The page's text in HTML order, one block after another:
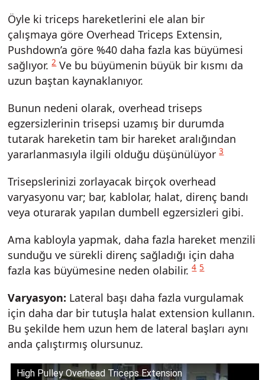
Öyle ki triceps hareketlerini ele alan bir
çalışmaya göre Overhead Triceps Extensin,
Pushdown’a göre %40 daha fazla kas büyümesi
sağlıyor.2Ve bu büyümenin büyük bir kısmı da
uzun baştan kaynaklanıyor.
Bunun nedeni olarak, overhead triseps
egzersizlerinin trisepsi uzamış bir durumda
tutarak hareketin tam bir hareket aralığından
yararlanmasıyla ilgili olduğu düşünülüyor3
Trisepslerinizi zorlayacak birçok overhead
varyasyonu var; bar, kablolar, halat, direnç bandı
veya oturarak yapılan dumbell egzersizleri gibi.
Ama kabloyla yapmak, daha fazla hareket menzili
sunduğu ve sürekli direnç sağladığı için daha
fazla kas büyümesine neden olabilir.4 5
Varyasyon: Lateral başı daha fazla vurgulamak
için daha dar bir tutuşla halat extension kullanın.
Bu şekilde hem uzun hem de lateral başları aynı
anda çalıştırmış olursunuz.
High Pulley Overhead Triceps Extension